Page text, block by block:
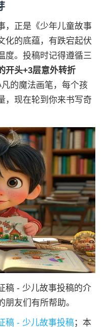
，正是《少年儿童故事
的底蕴，有跌宕起伏
度。投稿时记得遵循三
开头+3层意外转折
的魔法画笔，每个孩
，现在轮到你来书写奇
稿 - 少儿故事投稿的介
友们有所帮助。
稿 - 少儿故事投稿 ；本